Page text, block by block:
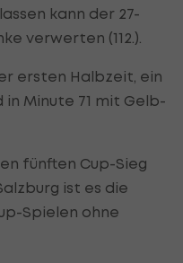
kann der 27-
verwerten (112.).
ersten Halbzeit, ein
in Minute 71 mit Gelb-
fünften Cup-Sieg
ist es die
Spielen ohne